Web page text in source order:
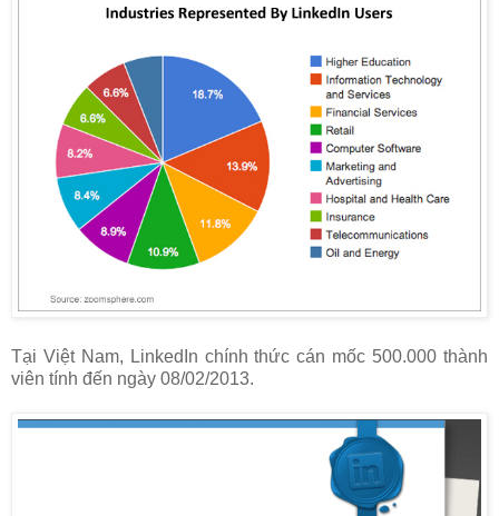
Tại Việt Nam, LinkedIn chính thức cán mốc 500.000 thành
viên tính đến ngày 08/02/2013.